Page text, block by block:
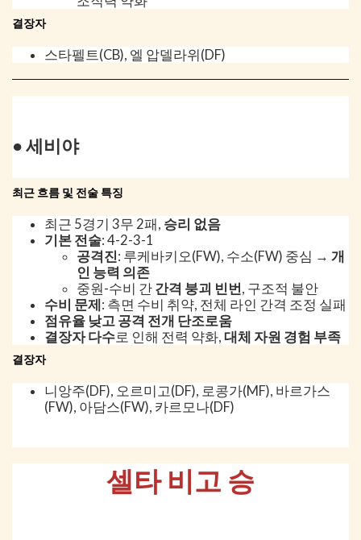
결장자
스타펠트(CB), 엘 압델라위(DF)
● 세비야
최근 흐름 및 전술 특징
최근 5경기 3무 2패, 승리 없음
기본 전술: 4-2-3-1
공격진: 루케바키오(FW), 수소(FW) 중심 → 개
인 능력 의존
중원-수비 간 간격 붕괴 빈번, 구조적 불안
수비 문제: 측면 수비 취약, 전체 라인 간격 조정 실패
점유율 낮고 공격 전개 단조로움
결장자 다수로 인해 전력 약화, 대체 자원 경험 부족
결장자
니앙주(DF), 오르미고(DF), 로콩가(MF), 바르가스
(FW), 아담스(FW), 카르모나(DF)
셀타 비고 승